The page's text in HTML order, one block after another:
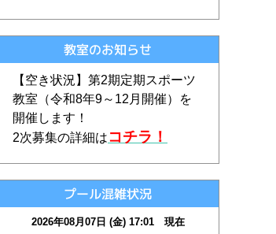
教室のお知らせ
【空き状況】第2期定期スポーツ
教室（令和8年9～12月開催）を
開催します！
2次募集の詳細はコチラ！
プール混雑状況
2026年08月07日 (金) 17:01 現在